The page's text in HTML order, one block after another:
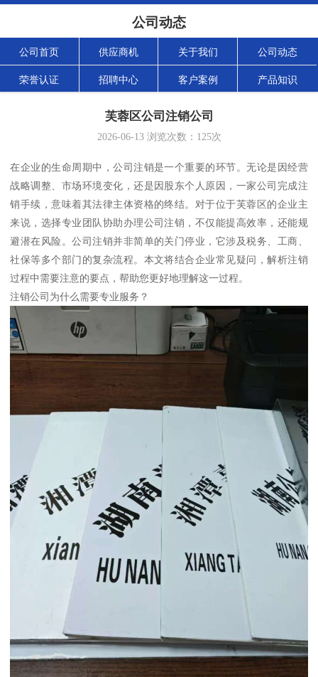
公司动态
公司首页 供应商机 关于我们 公司动态
荣誉认证 招聘中心 客户案例 产品知识
芙蓉区公司注销公司
2026-06-13浏览次数： 125次
在企业的生命周期中，公司注销是一个重要的环节。无论是因经营
战略调整、市场环境变化，还是因股东个人原因，一家公司完成注
销手续，意味着其法律主体资格的终结。对于位于芙蓉区的企业主
来说，选择专业团队协助办理公司注销，不仅能提高效率，还能规
避潜在风险。公司注销并非简单的关门停业，它涉及税务、工商、
社保等多个部门的复杂流程。本文将结合企业常见疑问，解析注销
过程中需要注意的要点，帮助您更好地理解这一过程。
注销公司为什么需要专业服务？